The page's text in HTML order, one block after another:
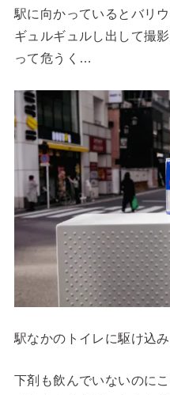
駅に向かっているとバリ
ギュルギュルし出して撮
って危うく…
駅なかのトイレに駆け込
下剤も飲んでいないのに